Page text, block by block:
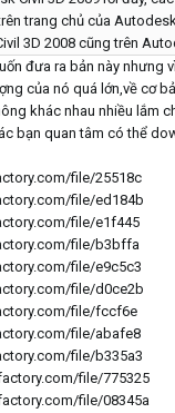
trang chủ của
3D 2008 cũng trên
đưa ra bản này nhưng
của nó quá lớn,về cơ
khác nhau nhiều lắm
bạn quan tâm có thể
file/25518c
file/ed184b
file/e1f445
file/b3bffa
file/e9c5c3
file/d0ce2b
file/fccf6e
file/abafe8
file/b335a3
file/775325
file/08345a